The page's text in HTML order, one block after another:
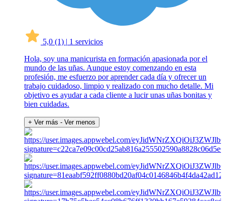
5,0 (1) | 1 servicios
Hola, soy una manicurista en formación apasionada por el
mundo de las uñas. Aunque estoy comenzando en esta
profesión, me esfuerzo por aprender cada día y ofrecer un
trabajo cuidadoso, limpio y realizado con mucho detalle. Mi
objetivo es ayudar a cada cliente a lucir unas uñas bonitas y
bien cuidadas.
+ Ver más - Ver menos